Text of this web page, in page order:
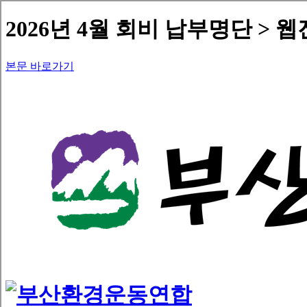
2026년 4월 회비 납부명단 > 웹
본문 바로가기